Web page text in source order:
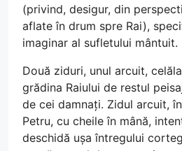
(privind, desigur, din
aflate în drum spre Rai),
imaginar al sufletului mântuit.
Două ziduri, unul arcuit,
grădina Raiului de restul
de cei damnați. Zidul arcuit,
Petru, cu cheile în mână,
deschidă ușa întregului